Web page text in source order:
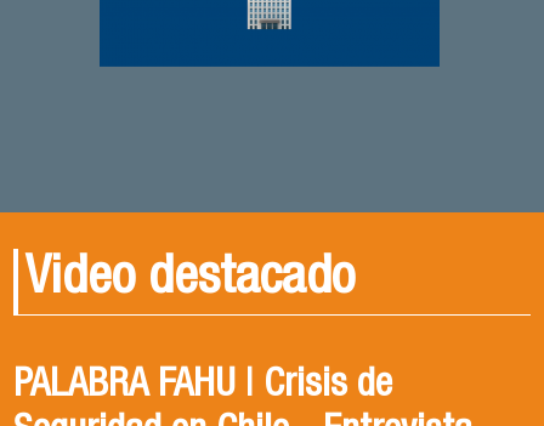
Video destacado
PALABRA FAHU | Crisis de
Egresados Internacionales en
Revive el XIV Congreso Chileno de